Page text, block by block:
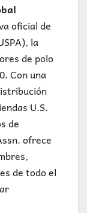
oficial de
la
de polo
Con una
U.S.
de
ofrece
de todo el